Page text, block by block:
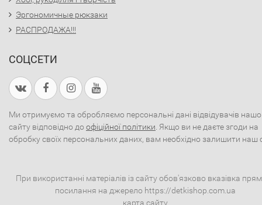
Эргономичные рюкзаки
РАСПРОДАЖА!!!
СОЦСЕТИ
Ми отримуємо та обробляємо персональні дані відвідувачів
сайту відповідно до офіційної політики . Якщо ви не даєте згоди на
обробку своїх персональних даних, вам необхідно залишити наш
При використанні матеріалів із сайту обов'язково вказівка
посилання на джерело https://detkishop.com.ua
карта сайту